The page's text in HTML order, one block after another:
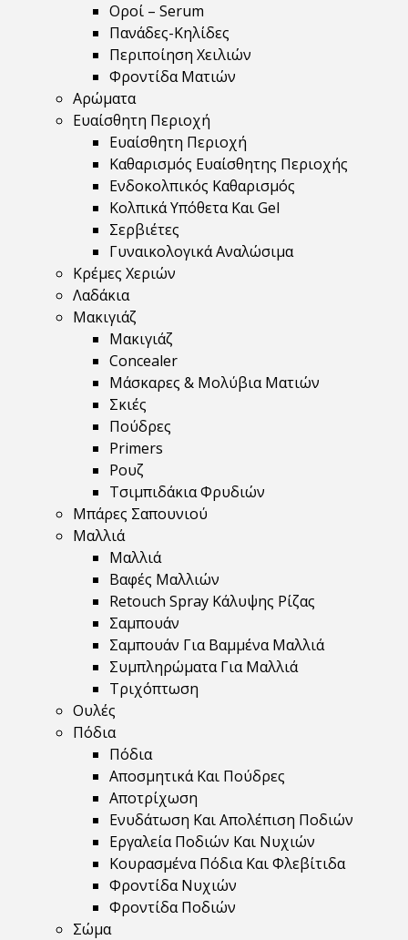
Οροί – Serum
Πανάδες-Κηλίδες
Περιποίηση Χειλιών
Φροντίδα Ματιών
Αρώματα
Ευαίσθητη Περιοχή
Ευαίσθητη Περιοχή
Καθαρισμός Ευαίσθητης Περιοχής
Ενδοκολπικός Καθαρισμός
Κολπικά Υπόθετα Και Gel
Σερβιέτες
Γυναικολογικά Αναλώσιμα
Κρέμες Χεριών
Λαδάκια
Μακιγιάζ
Μακιγιάζ
Concealer
Μάσκαρες & Μολύβια Ματιών
Σκιές
Πούδρες
Primers
Ρουζ
Τσιμπιδάκια Φρυδιών
Μπάρες Σαπουνιού
Μαλλιά
Μαλλιά
Βαφές Μαλλιών
Retouch Spray Κάλυψης Ρίζας
Σαμπουάν
Σαμπουάν Για Βαμμένα Μαλλιά
Συμπληρώματα Για Μαλλιά
Τριχόπτωση
Ουλές
Πόδια
Πόδια
Αποσμητικά Και Πούδρες
Αποτρίχωση
Ενυδάτωση Και Απολέπιση Ποδιών
Εργαλεία Ποδιών Και Νυχιών
Κουρασμένα Πόδια Και Φλεβίτιδα
Φροντίδα Νυχιών
Φροντίδα Ποδιών
Σώμα